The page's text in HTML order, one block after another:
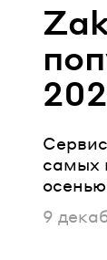
самых
9